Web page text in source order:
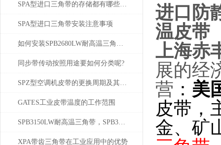
SPA型进口三角带的存储都有哪些学问？
SPA型进口三角带安装注意事项
如何安装SPB2680LW耐高温三角带及保养传动装置
同步带传动按照用途要如何分类呢?
SPZ型空调机皮带的更换周期及其重要性
GATES工业皮带温度的工作范围
SPB3150LW耐高温三角带，SPB3150LW
XPA带齿三角带在工业应用中的优势
进口防
温皮带
上海赤
展的经
营 ： 美
皮带，
金、矿